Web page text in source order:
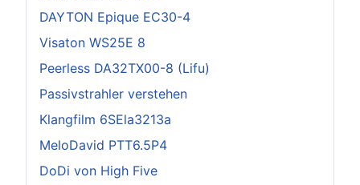
DAYTON Epique EC30-4
Visaton WS25E 8
Peerless DA32TX00-8 (Lifu)
Passivstrahler verstehen
Klangfilm 6SEla3213a
MeloDavid PTT6.5P4
DoDi von High Five